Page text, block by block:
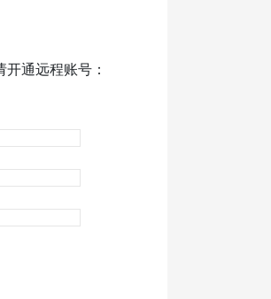
通远程账号：